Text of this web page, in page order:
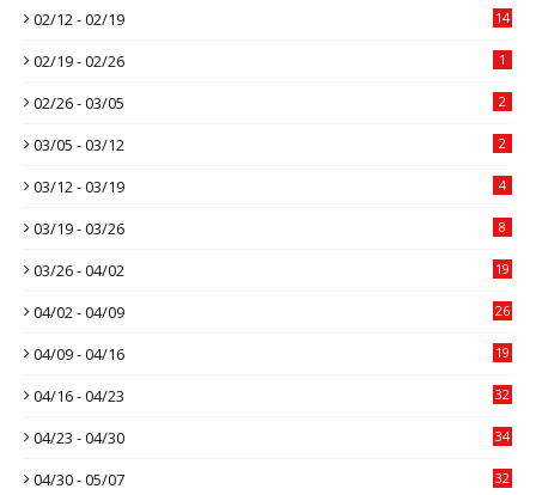
02/12 - 02/19 14
02/19 - 02/26 1
02/26 - 03/05 2
03/05 - 03/12 2
03/12 - 03/19 4
03/19 - 03/26 8
03/26 - 04/02 19
04/02 - 04/09 26
04/09 - 04/16 19
04/16 - 04/23 32
04/23 - 04/30 34
04/30 - 05/07 32